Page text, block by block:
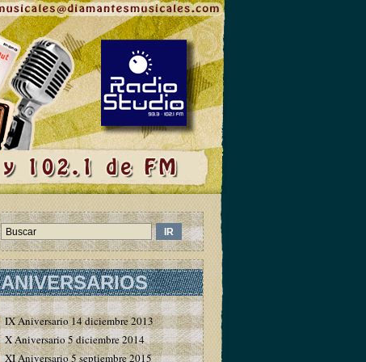
ANIVERSARIOS
IX Aniversario 14 diciembre 2013
X Aniversario 5 diciembre 2014
XI Aniversario 5 septiembre 2015